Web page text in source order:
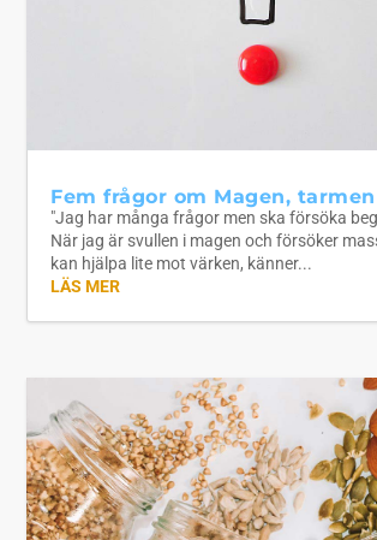
Fem frågor om Magen, tarmen
"Jag har många frågor men ska försöka
När jag är svullen i magen och försöker
kan hjälpa lite mot värken, känner...
LÄS MER